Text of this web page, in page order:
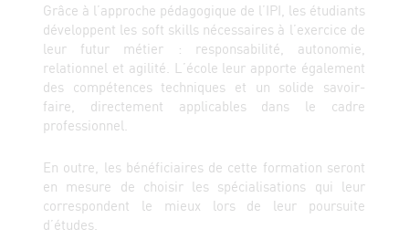
Grâce à l’approche pédagogique de l’IPI, les étudiants
développent les soft skills nécessaires à l’exercice de
leur futur métier : responsabilité, autonomie,
relationnel et agilité. L’école leur apporte également
des compétences techniques et un solide savoir-
faire, directement applicables dans le cadre
professionnel.
En outre, les bénéficiaires de cette formation seront
en mesure de choisir les spécialisations qui leur
correspondent le mieux lors de leur poursuite
d’études.